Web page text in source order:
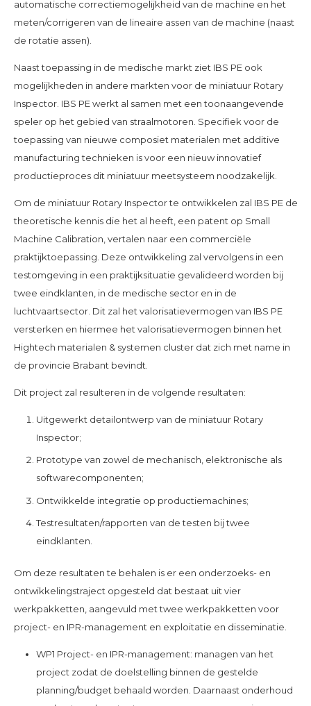
automatische correctiemogelijkheid van de machine en het
meten/corrigeren van de lineaire assen van de machine (naast
de rotatie assen).
Naast toepassing in de medische markt ziet IBS PE ook
mogelijkheden in andere markten voor de miniatuur Rotary
Inspector. IBS PE werkt al samen met een toonaangevende
speler op het gebied van straalmotoren. Specifiek voor de
toepassing van nieuwe composiet materialen met additive
manufacturing technieken is voor een nieuw innovatief
productieproces dit miniatuur meetsysteem noodzakelijk.
Om de miniatuur Rotary Inspector te ontwikkelen zal IBS PE de
theoretische kennis die het al heeft, een patent op Small
Machine Calibration, vertalen naar een commerciële
praktijktoepassing. Deze ontwikkeling zal vervolgens in een
testomgeving in een praktijksituatie gevalideerd worden bij
twee eindklanten, in de medische sector en in de
luchtvaartsector. Dit zal het valorisatievermogen van IBS PE
versterken en hiermee het valorisatievermogen binnen het
Hightech materialen & systemen cluster dat zich met name in
de provincie Brabant bevindt.
Dit project zal resulteren in de volgende resultaten:
Uitgewerkt detailontwerp van de miniatuur Rotary
Inspector;
Prototype van zowel de mechanisch, elektronische als
softwarecomponenten;
Ontwikkelde integratie op productiemachines;
Testresultaten/rapporten van de testen bij twee
eindklanten.
Om deze resultaten te behalen is er een onderzoeks- en
ontwikkelingstraject opgesteld dat bestaat uit vier
werkpakketten, aangevuld met twee werkpakketten voor
project- en IPR-management en exploitatie en disseminatie.
WP1 Project- en IPR-management: managen van het
project zodat de doelstelling binnen de gestelde
planning/budget behaald worden. Daarnaast onderhoud